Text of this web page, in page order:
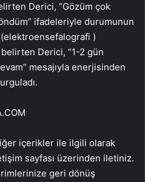
Derici, “Gözüm çok
ifadeleriyle durumunun
)
belirten Derici, “1-2 gün
mesajıyla enerjisinden
içerikler ile ilgili olarak
sayfası üzerinden iletiniz.
geri dönüş